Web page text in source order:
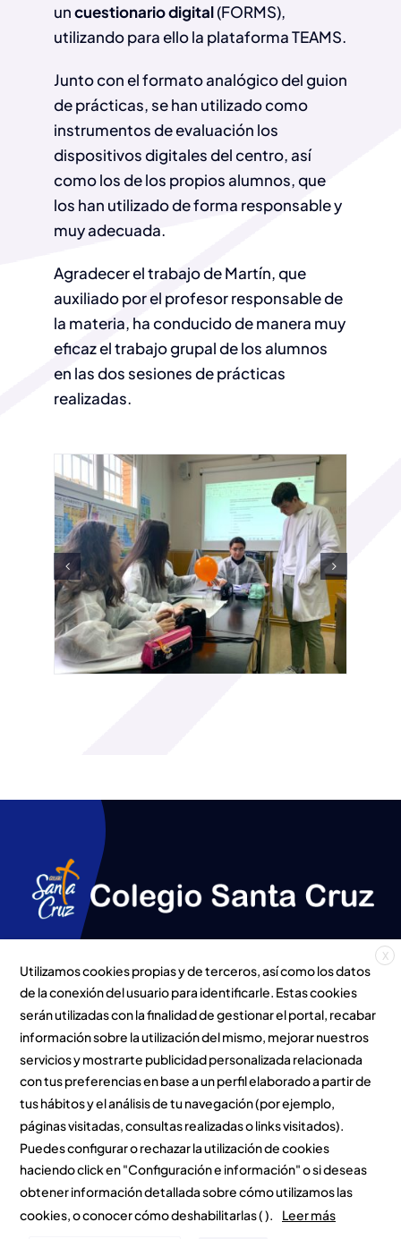
uncuestionario digital(FORMS),
utilizando para ello la plataforma TEAMS.
Junto con el formato analógico del guion
de prácticas, se han utilizado como
instrumentos de evaluación los
dispositivos digitales del centro, así
como los de los propios alumnos, que
los han utilizado de forma responsable y
muy adecuada.
Agradecer el trabajo de Martín, que
auxiliado por el profesor responsable de
la materia, ha conducido de manera muy
eficaz el trabajo grupal de los alumnos
en las dos sesiones de prácticas
realizadas.
Avda Burgos 3, 19005
(Gu)
949 22 00 61 / 647 67
92 38
Politica Privacidad
Aviso Legal
Contacto y envío de
C.V.
© Todos los derechos reservados. Página desarrollada por el
personal de tecnología e innovación del colegio.
X
Utilizamos cookies propias y de terceros, así como los datos
de la conexión del usuario para identificarle. Estas cookies
serán utilizadas con la finalidad de gestionar el portal, recabar
información sobre la utilización del mismo, mejorar nuestros
servicios y mostrarte publicidad personalizada relacionada
con tus preferencias en base a un perfil elaborado a partir de
tus hábitos y el análisis de tu navegación (por ejemplo,
páginas visitadas, consultas realizadas o links visitados).
Puedes configurar o rechazar la utilización de cookies
haciendo click en "Configuración e información" o si deseas
obtener información detallada sobre cómo utilizamos las
cookies, o conocer cómo deshabilitarlas ( ).
Leer más